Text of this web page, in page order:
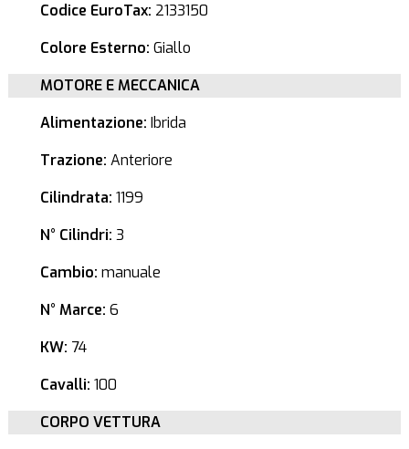
Codice EuroTax: 2133150
Colore Esterno: Giallo
MOTORE E MECCANICA
Alimentazione: Ibrida
Trazione: Anteriore
Cilindrata: 1199
N° Cilindri: 3
Cambio: manuale
N° Marce: 6
KW: 74
Cavalli: 100
CORPO VETTURA